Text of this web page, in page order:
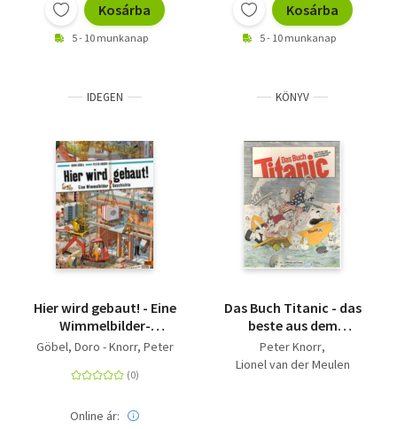
Kosárba
5 - 10 munkanap
Kosárba
5 - 10 munkanap
IDEGEN
Hier wird gebaut! - Eine
Wimmelbilder-
Geschichte.
Pappbilderbuch
Göbel, Doro - Knorr, Peter
Online ár:
KÖNYV
Das Buch Titanic - das
beste aus dem
endgültigen
Satiremagazin
Peter Knorr
Lionel van der Meulen